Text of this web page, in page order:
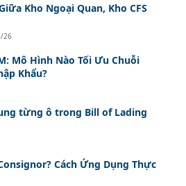
Kho Ngoại Quan, Kho CFS
26
Mô Hình Nào Tối Ưu Chuỗi
Khẩu?
từng ô trong Bill of Lading
Cách Ứng Dụng Thực